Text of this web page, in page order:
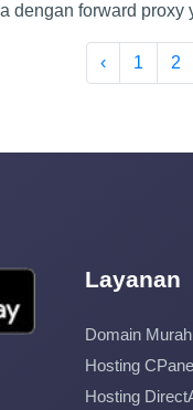
dengan forward proxy
‹ 1 2
Layanan
Domain Murah
Hosting
Hosting